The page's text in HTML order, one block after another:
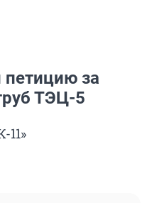
петицию за
ТЭЦ-5